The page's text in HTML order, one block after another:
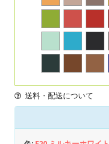
送料・配送について